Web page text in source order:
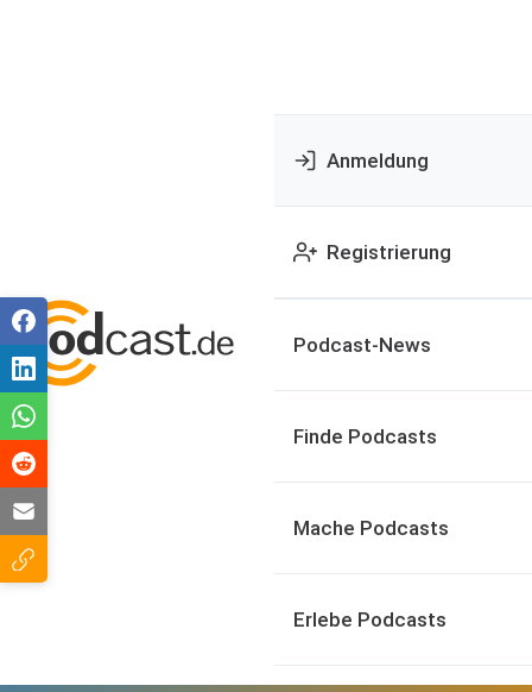
Anmeldung
Registrierung
Podcast-News
Finde Podcasts
Mache Podcasts
Erlebe Podcasts